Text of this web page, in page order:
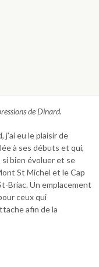
de Dinard.
j’ai eu le plaisir de
à ses débuts et qui,
bien évoluer et se
St Michel et le Cap
Briac. Un emplacement
ceux qui
afin de la